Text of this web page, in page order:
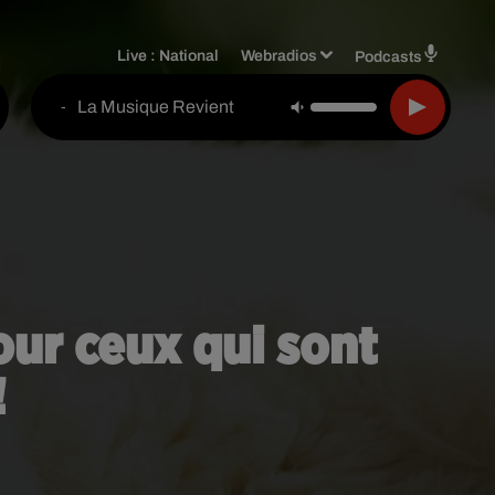
Live : National Webradios Podcasts
- La Musique Revient
ceux qui sont